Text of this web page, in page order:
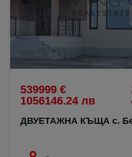
539999 €
1056146.24 лв
ДВУЕТАЖНА КЪЩА с.